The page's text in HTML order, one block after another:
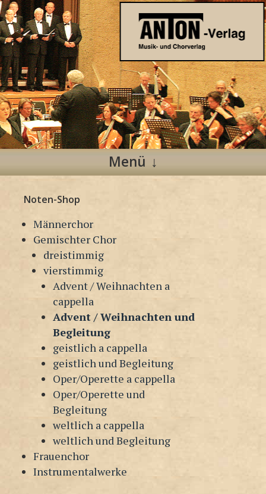
Anton Verlag
Musik- und Chorverlag
Menü
Inhalt
springen
Noten-Shop
Männerchor
Gemischter Chor
dreistimmig
vierstimmig
Advent / Weihnachten a
cappella
Advent / Weihnachten und
Begleitung
geistlich a cappella
geistlich und Begleitung
Oper/Operette a cappella
Oper/Operette und
Begleitung
weltlich a cappella
weltlich und Begleitung
Frauenchor
Instrumentalwerke